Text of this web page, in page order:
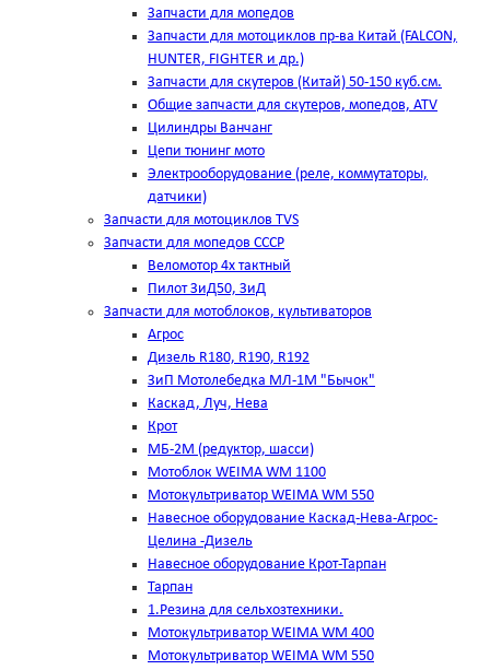
Запчасти для мопедов
Запчасти для мотоциклов пр-ва Китай (FALCON,
HUNTER, FIGHTER и др.)
Запчасти для скутеров (Китай) 50-150 куб.см.
Общие запчасти для скутеров, мопедов, ATV
Цилиндры Ванчанг
Цепи тюнинг мото
Электрооборудование (реле, коммутаторы,
датчики)
Запчасти для мотоциклов TVS
Запчасти для мопедов СССР
Веломотор 4х тактный
Пилот ЗиД50, ЗиД
Запчасти для мотоблоков, культиваторов
Агрос
Дизель R180, R190, R192
ЗиП Мотолебедка МЛ-1М "Бычок"
Каскад, Луч, Нева
Крот
МБ-2М (редуктор, шасси)
Мотоблок WEIMA WM 1100
Мотокультриватор WEIMA WM 550
Навесное оборудование Каскад-Нева-Агрос-
Целина -Дизель
Навесное оборудование Крот-Тарпан
Тарпан
1.Резина для сельхозтехники.
Мотокультриватор WEIMA WM 400
Мотокультриватор WEIMA WM 550